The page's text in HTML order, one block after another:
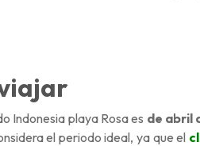
Indonesia playa Rosa es de abril
el periodo ideal, ya que el